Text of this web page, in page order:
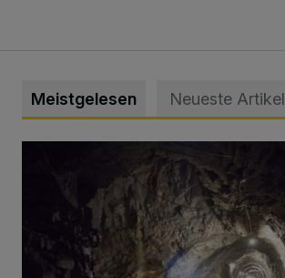
Meistgelesen Neueste Artikel